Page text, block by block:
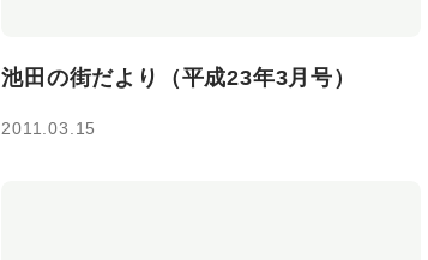
池田の街だより（平成23年3月号）
2011.03.15